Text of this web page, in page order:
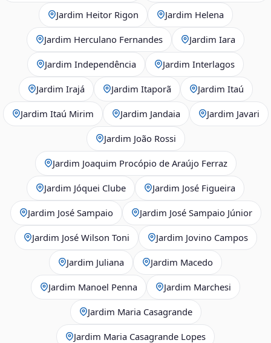
Jardim Heitor Rigon Jardim Helena
Jardim Herculano Fernandes Jardim Iara
Jardim Independência Jardim Interlagos
Jardim Irajá Jardim Itaporã Jardim Itaú
Jardim Itaú Mirim Jardim Jandaia Jardim Javari
Jardim João Rossi
Jardim Joaquim Procópio de Araújo Ferraz
Jardim Jóquei Clube Jardim José Figueira
Jardim José Sampaio Jardim José Sampaio Júnior
Jardim José Wilson Toni Jardim Jovino Campos
Jardim Juliana Jardim Macedo
Jardim Manoel Penna Jardim Marchesi
Jardim Maria Casagrande
Jardim Maria Casagrande Lopes